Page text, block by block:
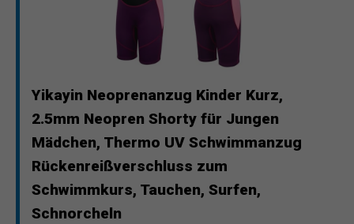
Yikayin Neoprenanzug Kinder Kurz,
2.5mm Neopren Shorty für Jungen
Mädchen, Thermo UV Schwimmanzug
Rückenreißverschluss zum
Schwimmkurs, Tauchen, Surfen,
Schnorcheln